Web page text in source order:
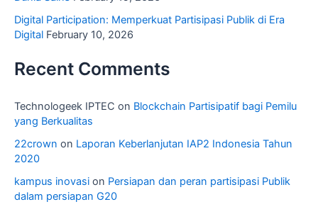
Digital Participation: Memperkuat Partisipasi Publik di Era
Digital February 10, 2026
Recent Comments
Technologeek IPTEC on Blockchain Partisipatif bagi Pemilu
yang Berkualitas
22crown on Laporan Keberlanjutan IAP2 Indonesia Tahun
2020
kampus inovasi on Persiapan dan peran partisipasi Publik
dalam persiapan G20